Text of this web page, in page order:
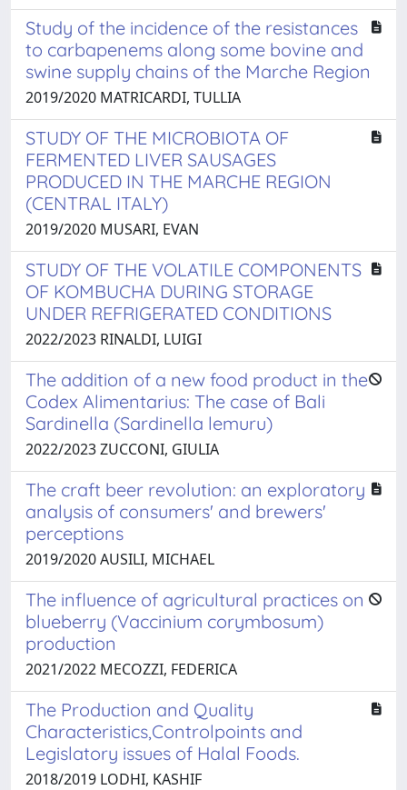
Study of the incidence of the resistances
to carbapenems along some bovine and
swine supply chains of the Marche Region
2019/2020 MATRICARDI, TULLIA
STUDY OF THE MICROBIOTA OF
FERMENTED LIVER SAUSAGES
PRODUCED IN THE MARCHE REGION
(CENTRAL ITALY)
2019/2020 MUSARI, EVAN
STUDY OF THE VOLATILE COMPONENTS
OF KOMBUCHA DURING STORAGE
UNDER REFRIGERATED CONDITIONS
2022/2023 RINALDI, LUIGI
The addition of a new food product in the
Codex Alimentarius: The case of Bali
Sardinella (Sardinella lemuru)
2022/2023 ZUCCONI, GIULIA
The craft beer revolution: an exploratory
analysis of consumers' and brewers'
perceptions
2019/2020 AUSILI, MICHAEL
The influence of agricultural practices on
blueberry (Vaccinium corymbosum)
production
2021/2022 MECOZZI, FEDERICA
The Production and Quality
Characteristics,Controlpoints and
Legislatory issues of Halal Foods.
2018/2019 LODHI, KASHIF